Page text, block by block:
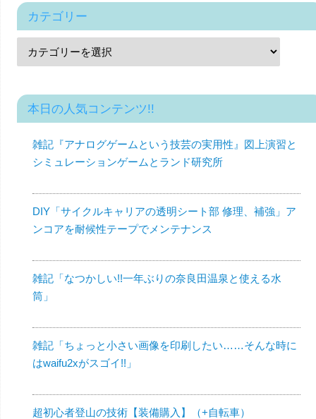
カテゴリー
本日の人気コンテンツ!!
雑記『アナログゲームという技芸の実用性』図上演習と
シミュレーションゲームとランド研究所
DIY「サイクルキャリアの透明シート部 修理、補強」ア
ンコアを耐候性テープでメンテナンス
雑記「なつかしい!!一年ぶりの奈良田温泉と使える水
筒」
雑記「ちょっと小さい画像を印刷したい……そんな時に
はwaifu2xがスゴイ!!」
超初心者登山の技術【装備購入】（+自転車）